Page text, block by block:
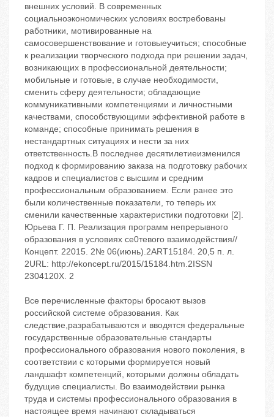
внешних условий. В современных
социальноэкономических условиях востребованы
работники, мотивированные на
самосовершенствование и готовыеучиться; способные
к реализации творческого подхода при решении задач,
возникающих в профессиональной деятельности;
мобильные и готовые, в случае необходимости,
сменить сферу деятельности; обладающие
коммуникативными компетенциями и личностными
качествами, способствующими эффективной работе в
команде; способные принимать решения в
нестандартных ситуациях и нести за них
ответственность.В последнее десятилетиеизменился
подход к формированию заказа на подготовку рабочих
кадров и специалистов с высшим и средним
профессиональным образованием. Если ранее это
были количественные показатели, то теперь их
сменили качественные характеристики подготовки [2].
Юрьева Г. П. Реализация программ непрерывного
образования в условиях се0тевого взаимодействия//
Концепт. 22015. 2№ 06(июнь).2ART15184. 20,5 п. л.
2URL: http://ekoncept.ru/2015/15184.htm.2ISSN
2304120X. 2
Все перечисленные факторы бросают вызов
российской системе образования. Как
следствие,разрабатываются и вводятся федеральные
государственные образовательные стандарты
профессионального образования нового поколения, в
соответствии с которыми формируется новый
ландшафт компетенций, которыми должны обладать
будущие специалисты. Во взаимодействии рынка
труда и системы профессионального образования в
настоящее время начинают складываться